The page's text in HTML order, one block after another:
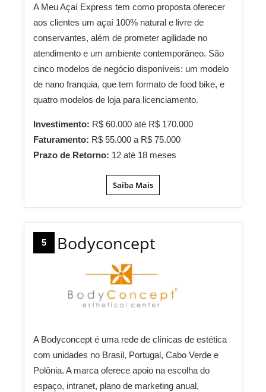
A Meu Açaí Express tem como proposta oferecer
aos clientes um açaí 100% natural e livre de
conservantes, além de prometer agilidade no
atendimento e um ambiente contemporâneo. São
cinco modelos de negócio disponíveis: um modelo
de nano franquia, que tem formato de food bike, e
quatro modelos de loja para licenciamento.
Investimento: R$ 60.000 até R$ 170.000
Faturamento: R$ 55.000 a R$ 75.000
Prazo de Retorno: 12 até 18 meses
Saiba Mais
5 Bodyconcept
A Bodyconcept é uma rede de clínicas de estética
com unidades no Brasil, Portugal, Cabo Verde e
Polônia. A marca oferece apoio na escolha do
espaço, intranet, plano de marketing anual,